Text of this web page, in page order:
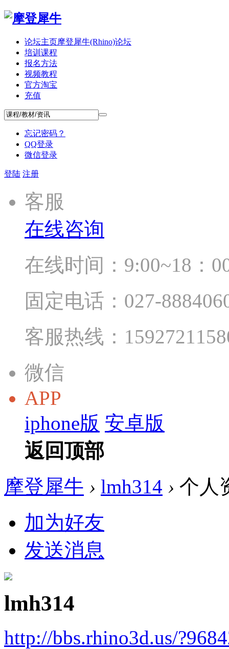
论坛主页摩登犀牛(Rhino)论坛
培训课程
报名方法
视频教程
官方淘宝
充值
忘记密码？
QQ登录
微信登录
登陆 注册
客服
在线咨询
在线时间：9:00~18：
固定电话：027-
客服热线：
微信
APP
iphone版 安卓版
返回顶部
摩登犀牛 › lmh314 › 个人
加为好友
发送消息
lmh314
http://bbs.rhino3d.us/